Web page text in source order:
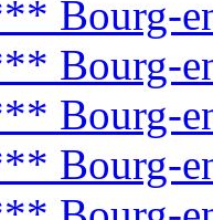
Bourg-
Bourg-
Bourg-
Bourg-